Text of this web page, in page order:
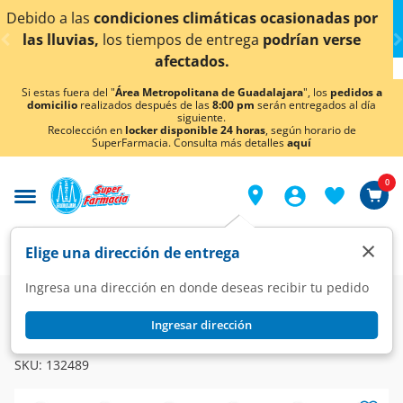
< div class="carousel-inner">
por
verse
¡Ahora también en Aguascalientes!
conocer detalles.
Si estas fuera del "Área Metropolitana de Guadalajara", los pedidos a
domicilio realizados después de las8:00 pm serán entregados al día
siguiente.
Recolección en locker disponible 24 horas, según horario de
SuperFarmacia. Consulta más detallesaquí
Elige una dirección de entrega
Ingresa una dirección en donde deseas recibir tu pedido
Ingresar dirección
×
0
Farmacia Circulatorio Cardiovasculares
Braxan 200 mg, 20 Tabletas.
SKU: 132489